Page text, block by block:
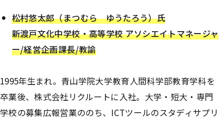
松村悠太郎（まつむら ゆうたろう）氏
新渡戸文化中学校・高等学校 アソシエイトマネージャ
ー/経営企画課長/教諭
1995年生まれ。青山学院大学教育人間科学部教育学科を
卒業後、株式会社リクルートに入社。大学・短大・専門
学校の募集広報営業ののち、ICTツールのスタディサプリ